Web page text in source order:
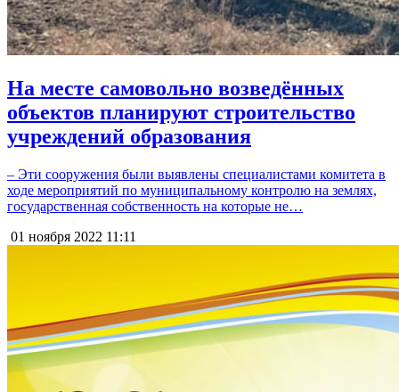
На месте самовольно возведённых
объектов планируют строительство
учреждений образования
– Эти сооружения были выявлены специалистами комитета в
ходе мероприятий по муниципальному контролю на землях,
государственная собственность на которые не…
01 ноября 2022 11:11